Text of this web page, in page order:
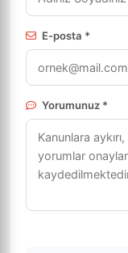
E-posta *
Yorumunuz *